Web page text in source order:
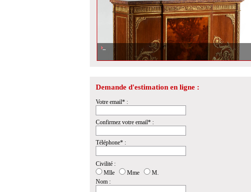
Demande d'estimation en ligne :
Votre email* :
Confirmez votre email* :
Téléphone* :
Civilité :
Mlle
Mme
M.
Nom :